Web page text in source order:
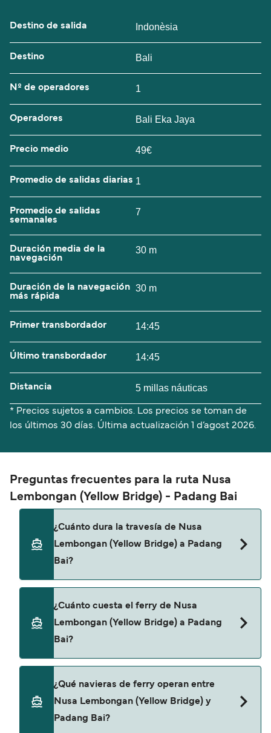
Destino de salida Indonèsia
Destino Bali
Nº de operadores 1
Operadores Bali Eka Jaya
Precio medio 49€
Promedio de salidas diarias 1
Promedio de salidas
semanales
7
Duración media de la
navegación
30 m
Duración de la navegación
más rápida
30 m
Primer transbordador 14:45
Último transbordador 14:45
Distancia 5 millas náuticas
* Precios sujetos a cambios. Los precios se toman de
los últimos 30 días. Última actualización 1 d’agost 2026.
Preguntas frecuentes para la ruta Nusa
Lembongan (Yellow Bridge) - Padang Bai
¿Cuánto dura la travesía de Nusa
Lembongan (Yellow Bridge) a Padang
Bai?
Lembongan (Yellow Bridge) a Padang Bai es de
aproximadamente 30 minutos. La duración de la
travesía puede variar de una temporada a otra,
por lo que te recomendamos que verifiques
¿Cuánto cuesta el ferry de Nusa
Lembongan (Yellow Bridge) a Padang
Bai?
Bridge) a Padang Bai puede variar según la
temporada. El precio promedio de un ferry de
Nusa Lembongan (Yellow Bridge) a Padang Bai es
¿Qué navieras de ferry operan entre
Nusa Lembongan (Yellow Bridge) y
Padang Bai?